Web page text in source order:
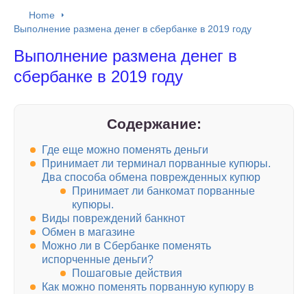
Home
Выполнение размена денег в сбербанке в 2019 году
Выполнение размена денег в
сбербанке в 2019 году
Содержание:
Где еще можно поменять деньги
Принимает ли терминал порванные купюры.
Два способа обмена поврежденных купюр
Принимает ли банкомат порванные
купюры.
Виды повреждений банкнот
Обмен в магазине
Можно ли в Сбербанке поменять
испорченные деньги?
Пошаговые действия
Как можно поменять порванную купюру в